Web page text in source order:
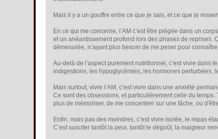
Mais il y a un gouffre entre ce que je sais, et ce que je
En ce qui me concerne, l’AM c’est être piégée dans un
et un anéantissement profond lors des phases de reprises.
démesurée, n’ayant plus besoin de me peser pour
Au-delà de l’aspect purement nutritionnel, c’est vivre
indigestions, les hypoglycémies, les hormones perturbées,
Mais surtout, vivre l’AM, c’est vivre dans une anxiété
Ce sont des obsessions, et particulièrement celle du
plus de mémoriser, de me concentrer sur une tâche, ou
Enfin, mais pas des moindres, c’est vivre isolée, le repas
C’est susciter tantôt la peur, tantôt le dégoût, la maigreur